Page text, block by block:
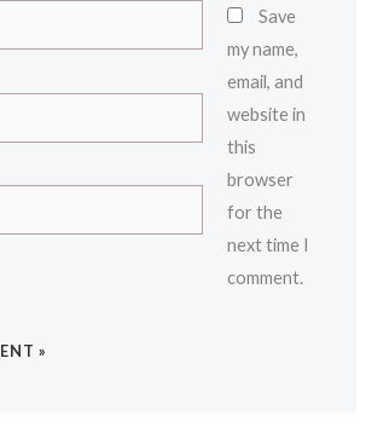
Save
my name,
email, and
website in
this
browser
for the
next time I
comment.